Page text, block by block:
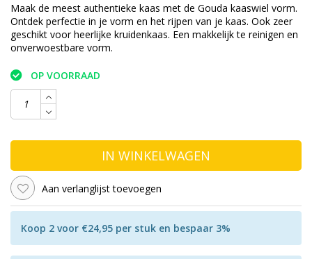
Maak de meest authentieke kaas met de Gouda kaaswiel vorm.
Ontdek perfectie in je vorm en het rijpen van je kaas. Ook zeer
geschikt voor heerlijke kruidenkaas. Een makkelijk te reinigen en
onverwoestbare vorm.
OP VOORRAAD
IN WINKELWAGEN
Aan verlanglijst toevoegen
Koop 2 voor €24,95 per stuk en bespaar 3%